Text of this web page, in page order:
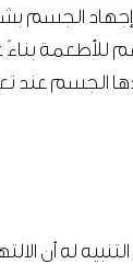
الجسم
للأطعمة بناءً
الجسم عند
له أن